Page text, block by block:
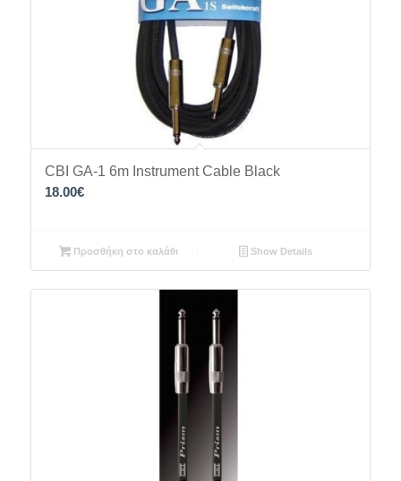
CBI GA-1 6m Instrument Cable Black
18.00€
Προσθήκη στο καλάθι Show Details